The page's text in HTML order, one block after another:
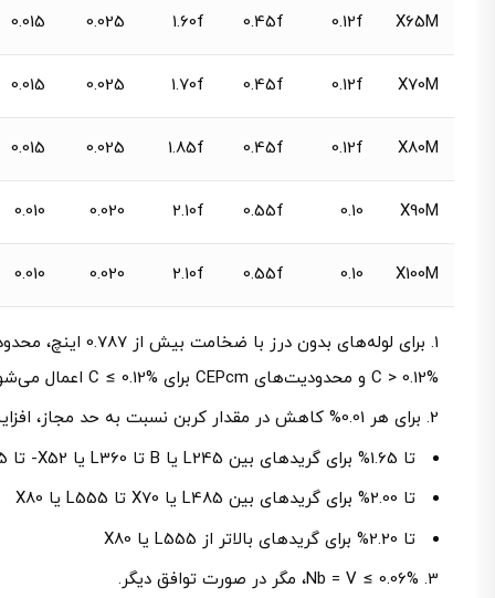
X65M
0.12f
0.45f
1.60f
0.025
0.015
X70M
0.12f
0.45f
1.70f
0.025
0.015
X80M
0.12f
0.45f
1.85f
0.025
0.015
X90M
0.10
0.55f
2.10f
0.020
0.010
X100M
0.10
0.55f
2.10f
0.020
0.010
C > 0.12% و محدودیت‌های CEPcm برای C ≤ 0.12% اعمال می‌شوند.
برای هر 0.01% کاهش در مقدار کربن نسبت به حد مجاز، افزایش 0.05% در منگنز مجاز است، حداکثر به ترتیب زیر:
تا 1.65% برای گریدهای بین L245 یا B تا L360 یا X52- تا 1.75% برای گریدهای بالاتر از L360 یا X52 ولی کمتر از L485 یا X70
تا 2.00% برای گریدهای بین L485 یا X70 تا L555 یا X80
تا 2.20% برای گریدهای بالاتر از L555 یا X80
Nb = V ≤ 0.06%، مگر در صورت توافق دیگر.